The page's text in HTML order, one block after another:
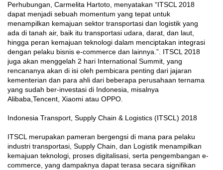
Perhubungan, Carmelita Hartoto, menyatakan “ITSCL 2018
dapat menjadi sebuah momentum yang tepat untuk
menampilkan kemajuan sektor transportasi dan logistik yang
ada di tanah air, baik itu transportasi udara, darat, dan laut,
hingga peran kemajuan teknologi dalam menciptakan integrasi
dengan pelaku bisnis e-commerce dan lainnya.”. ITSCL 2018
juga akan menggelah 2 hari International Summit, yang
rencananya akan di isi oleh pembicara penting dari jajaran
kementerian dan para ahli dari beberapa perusahaan ternama
yang sudah ber-investasi di Indonesia, misalnya
Alibaba,Tencent, Xiaomi atau OPPO.
Indonesia Transport, Supply Chain & Logistics (ITSCL) 2018
ITSCL merupakan pameran bergengsi di mana para pelaku
industri transportasi, Supply Chain, dan Logistik menampilkan
kemajuan teknologi, proses digitalisasi, serta pengembangan e-
commerce, yang dampaknya dapat terasa secara signifikan